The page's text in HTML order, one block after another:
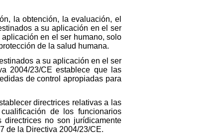
la obtención, la evaluación, el
a su aplicación en el ser
en el ser humano, solo
de la salud humana.
a su aplicación en el ser
2004/23/CE establece que las
de control apropiadas para
directrices relativas a las
de los funcionarios
no son jurídicamente
de la Directiva 2004/23/CE.